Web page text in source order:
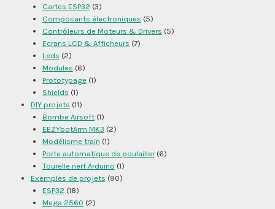
Cartes ESP32 (3)
Composants électroniques (5)
Contrôleurs de Moteurs & Drivers (5)
Ecrans LCD & Afficheurs (7)
Leds (2)
Modules (6)
Prototypage(1)
Shields (1)
DIY projets (11)
Bombe Airsoft(1)
EEZYbotArm MK3 (2)
Modélisme train (1)
Porte automatique de poulailler(6)
Tourelle nerf Arduino (1)
Exemples de projets (90)
ESP32 (18)
Mega 2560 (2)